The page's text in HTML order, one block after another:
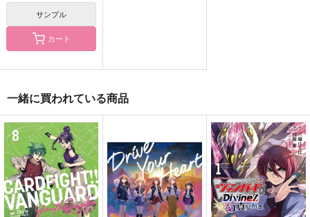
はだしでかける！
157円（税込）
土井半助×女夢主
サンプル
作品詳細
SPECIAL TRUCK
682円（税込）
サンプル
作品詳細
944円
大典太光世
サンプル
作品詳細
サンプル
カート
一緒に買われている商品